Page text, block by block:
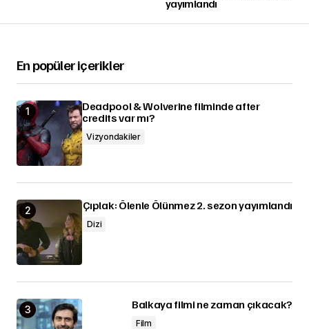
yayımlandı
En popüler içerikler
Deadpool & Wolverine filminde after
credits var mı?
Vizyondakiler
Çıplak: Ölenle Ölünmez 2. sezon yayımlandı
Dizi
Balkaya filmi ne zaman çıkacak?
Film